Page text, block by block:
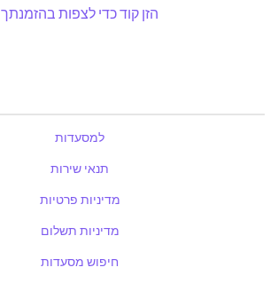
הזן קוד כדי לצפות בהזמנתך
למסעדות
תנאי שירות
מדיניות פרטיות
מדיניות תשלום
חיפוש מסעדות